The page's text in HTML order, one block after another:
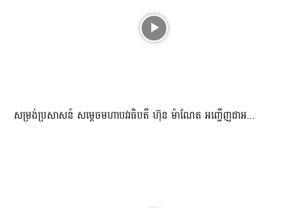
សម្រង់ប្រសាសន៍ សម្ដេចមហាបវរធិបតី ហ៊ុន ម៉ាណែត អញ្ជើញជាអ...